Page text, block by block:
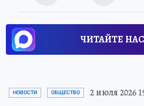
ЧИТАЙТЕ
НОВОСТИ ОБЩЕСТВО 2 июля 2026